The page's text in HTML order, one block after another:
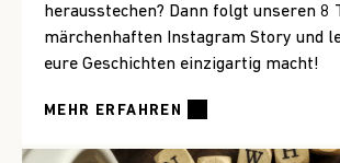
herausstechen? Dann folgt unseren 8
märchenhaften Instagram Story und
eure Geschichten einzigartig macht!
MEHR ERFAHREN